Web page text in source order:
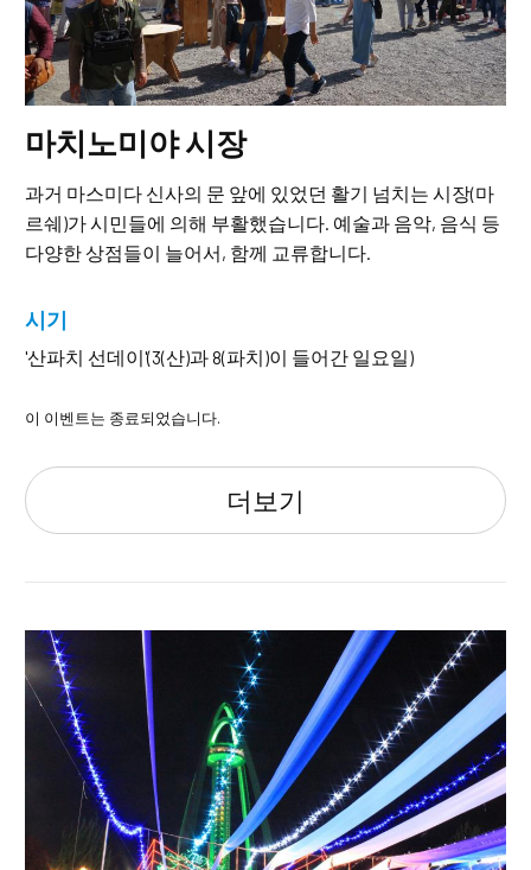
마치노미야 시장
과거 마스미다 신사의 문 앞에 있었던 활기 넘치는 시장(마
르쉐)가 시민들에 의해 부활했습니다. 예술과 음악, 음식 등
다양한 상점들이 늘어서, 함께 교류합니다.
시기
'산파치 선데이'(3(산)과 8(파치)이 들어간 일요일)
이 이벤트는 종료되었습니다.
더보기